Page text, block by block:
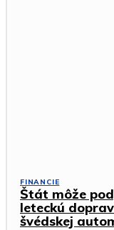
FINANCIE
Štát môže
leteckú
švédskej